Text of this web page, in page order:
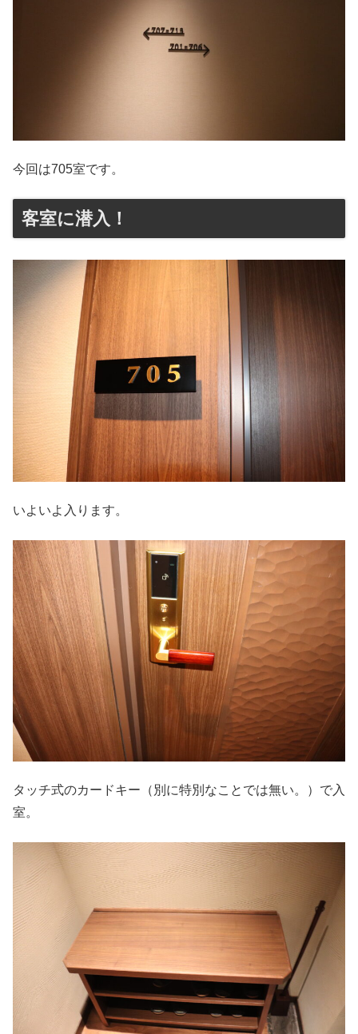
今回は705室です。
客室に潜入！
いよいよ入ります。
タッチ式のカードキー（別に特別なことでは無い。）で入
室。